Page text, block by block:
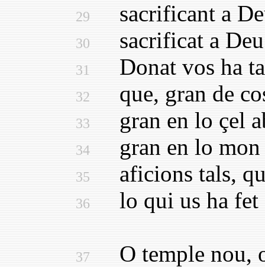
29 sacrificant a
30 sacrificat a Deu
31 Donat vos ha
32 que, gran de
33 gran en lo çel
34 gran en lo mon
35 aficions tals,
36 lo qui us ha fet
37 O temple nou,